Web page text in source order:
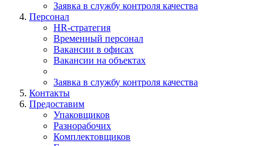
Заявка в службу контроля качества
Персонал
HR-стратегия
Временный персонал
Вакансии в офисах
Вакансии на объектах
Заявка в службу контроля качества
Контакты
Предоставим
Упаковщиков
Разнорабочих
Комплектовщиков